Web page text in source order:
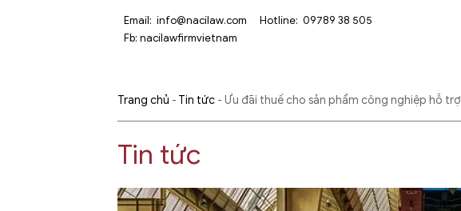
Email: info@nacilaw.com Hotline: 09789 38 505
Fb: nacilawfirmvietnam
Trang chủ - Tin tức - Ưu đãi thuế cho sản phẩm công nghiệp hỗ trợ
Tin tức